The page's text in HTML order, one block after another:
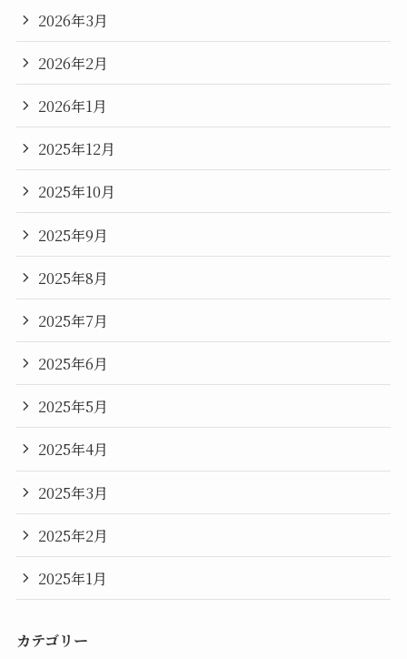
2026年3月
2026年2月
2026年1月
2025年12月
2025年10月
2025年9月
2025年8月
2025年7月
2025年6月
2025年5月
2025年4月
2025年3月
2025年2月
2025年1月
カテゴリー